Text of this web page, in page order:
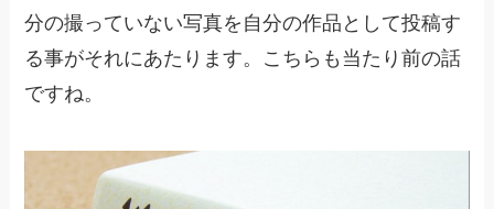
分の撮っていない写真を自分の作品として投稿す
る事がそれにあたります。こちらも当たり前の話
ですね。